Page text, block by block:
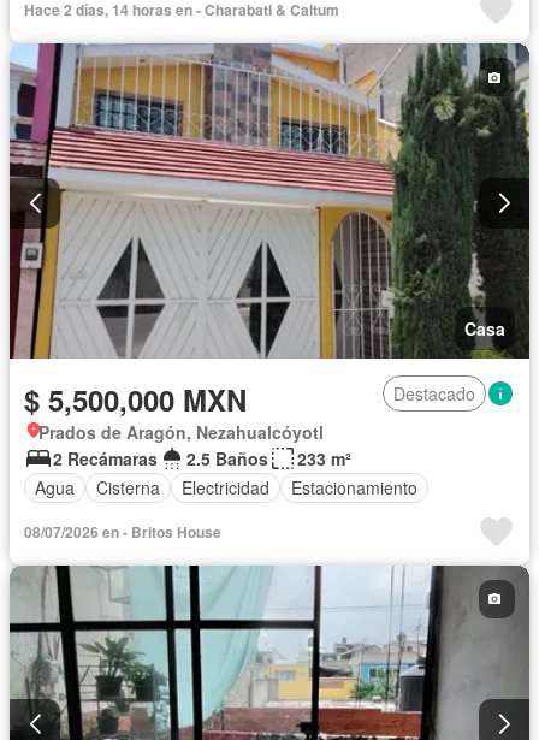
Hace 2 días, 14 horas en - Charabati & Caltum
Casa
$ 5,500,000 MXN
Destacado
Prados de Aragón, Nezahualcóyotl
2 Recámaras
2.5 Baños
233 m²
Agua
Cisterna Electricidad Estacionamiento
08/07/2026 en - Britos House